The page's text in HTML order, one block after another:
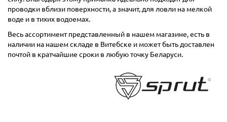
проводки вблизи поверхности, а значит, для ловли на мелкой
воде и в тихих водоемах.
Весь ассортимент представленный в нашем магазине, есть в
наличии на нашем складе в Витебске и может быть доставлен
почтой в кратчайшие сроки в любую точку Беларуси.